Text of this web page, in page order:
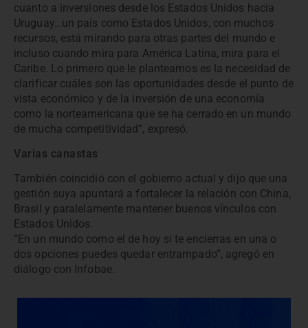
cuanto a inversiones desde los Estados Unidos hacia
Uruguay…un país como Estados Unidos, con muchos
recursos, está mirando para otras partes del mundo e
incluso cuando mira para América Latina, mira para el
Caribe. Lo primero que le planteamos es la necesidad de
clarificar cuáles son las oportunidades desde el punto de
vista económico y de la inversión de una economía
como la norteamericana que se ha cerrado en un mundo
de mucha competitividad”, expresó.
Varias canastas
También coincidió con el gobierno actual y dijo que una
gestión suya apuntará a fortalecer la relación con China,
Brasil y paralelamente mantener buenos vínculos con
Estados Unidos.
“En un mundo como el de hoy si te encierras en una o
dos opciones puedes quedar entrampado”, agregó en
diálogo con Infobae.